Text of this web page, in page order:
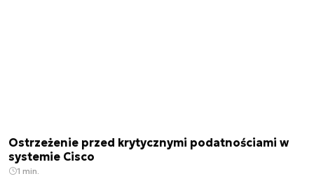
Ostrzeżenie przed krytycznymi podatnościami w
systemie Cisco
1 min.